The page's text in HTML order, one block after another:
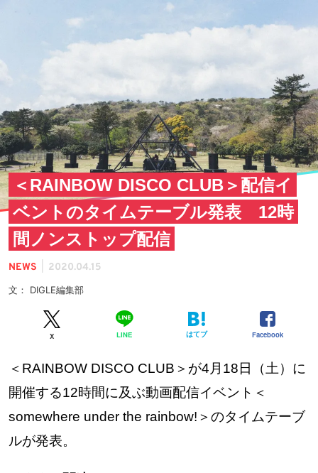
＜RAINBOW DISCO CLUB＞配信イ
ベントのタイムテーブル発表 12時
間ノンストップ配信
NEWS 2020.04.15
文： DIGLE編集部
X LINE はてブ Facebook
＜RAINBOW DISCO CLUB＞が4月18日（土）に
開催する12時間に及ぶ動画配信イベント＜
somewhere under the rainbow!＞のタイムテーブ
ルが発表。